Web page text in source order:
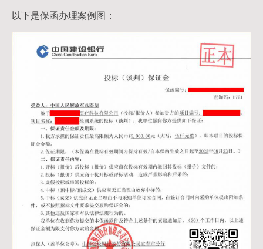
以下是保函办理案例图：